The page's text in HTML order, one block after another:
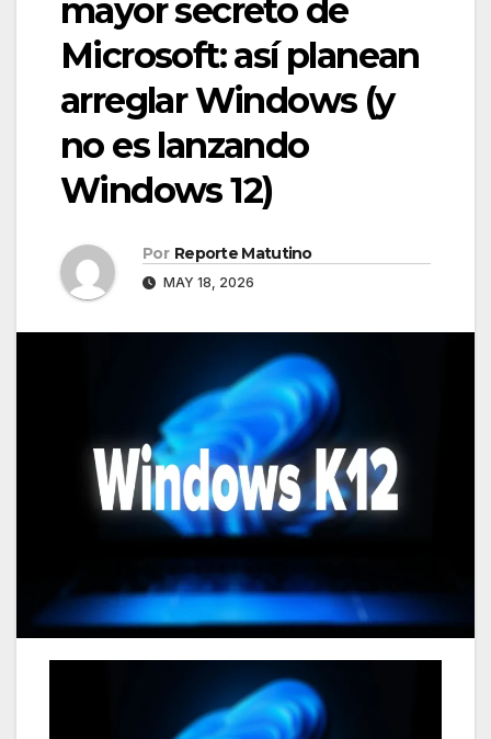
mayor secreto de
Microsoft: así planean
arreglar Windows (y
no es lanzando
Windows 12)
Por Reporte Matutino
MAY 18, 2026